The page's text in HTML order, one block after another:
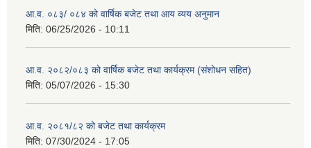
आ.व. ०८३/ ०८४ को वार्षिक बजेट तथा आय व्यय अनुमान
मिति: 06/25/2026 - 10:11
आ.व. २०८२/०८३ को वार्षिक बजेट तथा कार्यक्रम (संशोधन सहित)
मिति: 05/07/2026 - 15:30
आ.व. २०८१/८२ को बजेट तथा कार्यक्रम
मिति: 07/30/2024 - 17:05